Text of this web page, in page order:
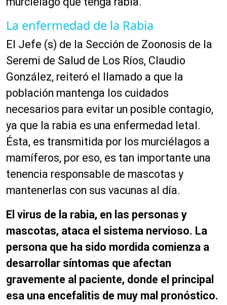
La enfermedad de la Rabia
El Jefe (s) de la Sección de Zoonosis de la
Seremi de Salud de Los Ríos, Claudio
González, reiteró el llamado a que la
población mantenga los cuidados
necesarios para evitar un posible contagio,
ya que la rabia es una enfermedad letal.
Ésta, es transmitida por los murciélagos a
mamíferos, por eso, es tan importante una
tenencia responsable de mascotas y
mantenerlas con sus vacunas al día.
El virus de la rabia, en las personas y
mascotas, ataca el sistema nervioso. La
persona que ha sido mordida comienza a
desarrollar síntomas que afectan
gravemente al paciente, donde el principal
esa una encefalitis de muy mal pronóstico.